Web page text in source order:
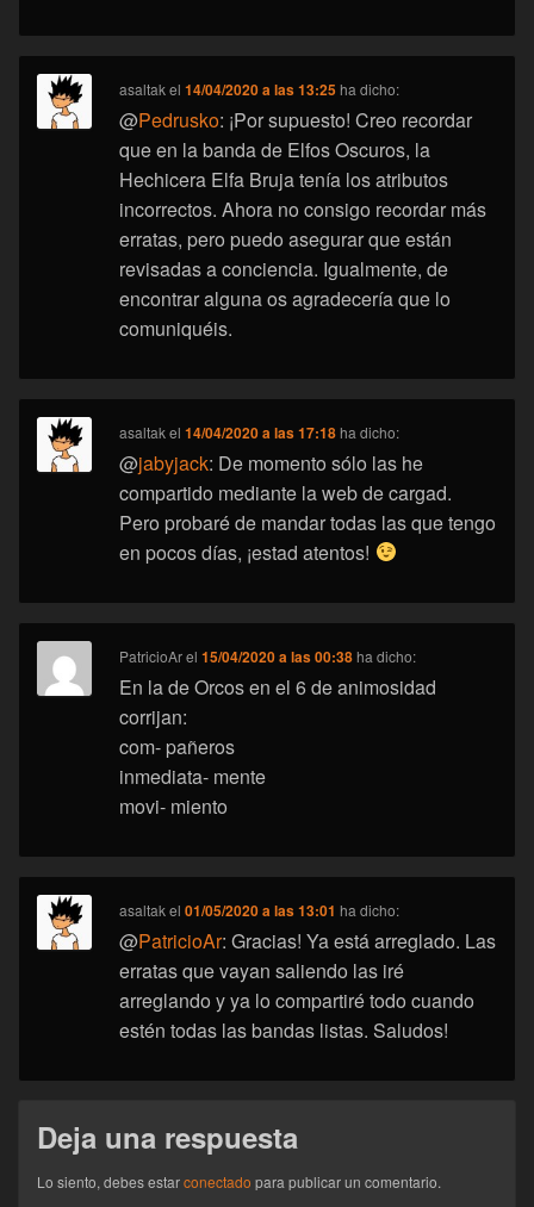
asaltakel14/04/2020 a las 13:25 ha dicho:
@Pedrusko: ¡Por supuesto! Creo recordar
que en la banda de Elfos Oscuros, la
Hechicera Elfa Bruja tenía los atributos
incorrectos. Ahora no consigo recordar más
erratas, pero puedo asegurar que están
revisadas a conciencia. Igualmente, de
encontrar alguna os agradecería que lo
comuniquéis.
asaltakel14/04/2020 a las 17:18 ha dicho:
@jabyjack: De momento sólo las he
compartido mediante la web de cargad.
Pero probaré de mandar todas las que tengo
en pocos días, ¡estad atentos!
PatricioArel15/04/2020 a las 00:38 ha dicho:
En la de Orcos en el 6 de animosidad
corrijan:
com- pañeros
inmediata- mente
movi- miento
asaltakel01/05/2020 a las 13:01 ha dicho:
@PatricioAr: Gracias! Ya está arreglado. Las
erratas que vayan saliendo las iré
arreglando y ya lo compartiré todo cuando
estén todas las bandas listas. Saludos!
Deja una respuesta
Lo siento, debes estarconectado para publicar un comentario.